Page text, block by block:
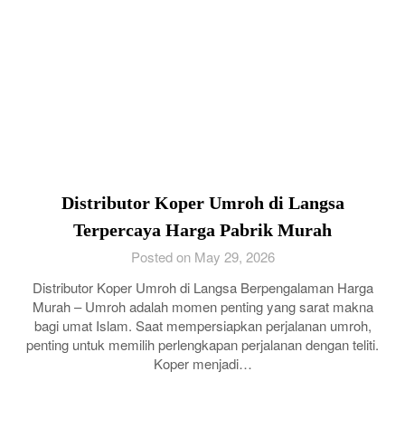
Distributor Koper Umroh di Langsa
Terpercaya Harga Pabrik Murah
Posted on May 29, 2026
Distributor Koper Umroh di Langsa Berpengalaman Harga
Murah – Umroh adalah momen penting yang sarat makna
bagi umat Islam. Saat mempersiapkan perjalanan umroh,
penting untuk memilih perlengkapan perjalanan dengan teliti.
Koper menjadi…